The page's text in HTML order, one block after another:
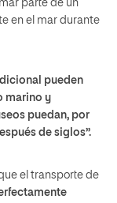
parte de un
en el mar durante
pueden
marino y
puedan, por
de siglos”.
el transporte de